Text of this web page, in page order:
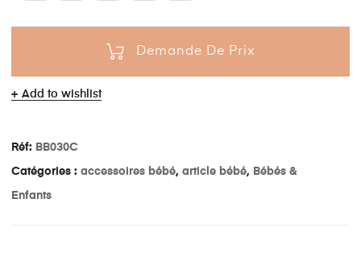
Demande De Prix
Add to wishlist
Réf: BB030C
Catégories : accessoires bébé, article bébé, Bébés &
Enfants